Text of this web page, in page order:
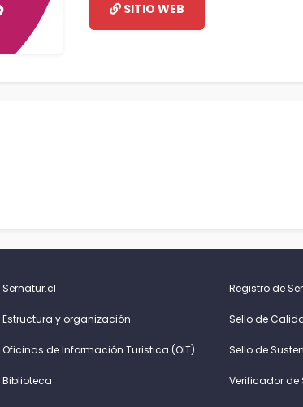
SITIO WEB
Sernatur.cl
Estructura y organización
Oficinas de Información Turistica (OIT)
Biblioteca
Registro de
Sello de
Sello de
Verificador de